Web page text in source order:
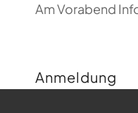
Am Vorabend
Anmeldung